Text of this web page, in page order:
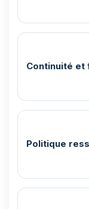
Continuité
Politique